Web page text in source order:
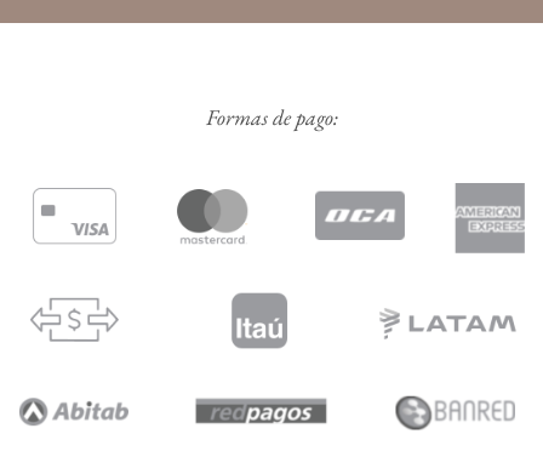
Formas de pago: